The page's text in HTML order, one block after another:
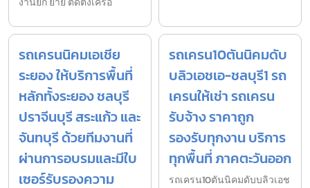
รถเครนนิคมเอเชีย
ระยอง ให้บริการพื้นที่
หลักทั้งระยอง ชลบุรี
ปราจีนบุรี สระแก้ว และ
จันทบุรี ด้วยทีมงานที่
ผ่านการอบรมและมีใบ
เซอร์รับรองความ
รถเครน10ตันนิคมดับ
บลิวเอชเอ-ชลบุรี1 รถ
เครนให้เช่า รถเครน
รับจ้าง ราคาถูก
รองรับทุกงาน บริการ
ทุกพื้นที่ ภาคตะวันออก
รถเครน10ตันนิคมดับบลิวเอช